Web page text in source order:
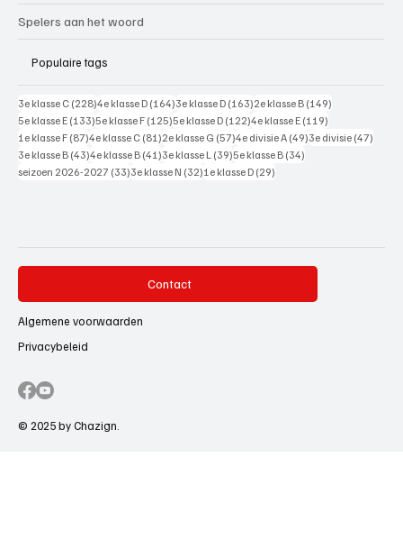
Spelers aan het woord
Populaire tags
3e klasse C (228)228 posts
4e klasse D (164)164 posts
3e klasse D (163)163 posts
2e klasse B (149)
5e klasse E (133)133 posts
5e klasse F (125)125 posts
5e klasse D (122)122 posts
4e klasse E (119)
1e klasse F (87)87 posts
4e klasse C (81)81 posts
2e klasse G (57)57 posts
4e divisie A (49)49 posts
3e divisie (47)
3e klasse B (43)43 posts
4e klasse B (41)41 posts
3e klasse L (39)39 posts
5e klasse B (34)
seizoen 2026-2027 (33)33 posts
3e klasse N (32)32 posts
1e klasse D (29)
Contact
Algemene voorwaarden
Privacybeleid
© 2025 by Chazign.